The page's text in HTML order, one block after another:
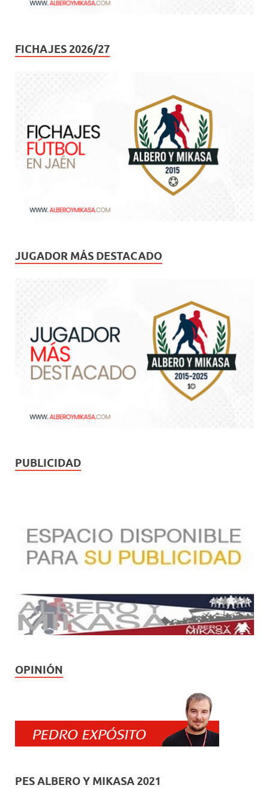
FICHAJES 2026/27
JUGADOR MÁS DESTACADO
PUBLICIDAD
OPINIÓN
PES ALBERO Y MIKASA 2021